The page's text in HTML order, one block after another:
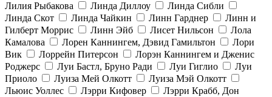
Лилия Рыбакова
Линда Диллоу
Линда Сибли
Линда Скот
Линда Чайкин Линн Гарднер
Линн и
Гилберт Моррис
Линн Эйб Лисет Нильсон
Лола
Камалова
Лорен Каннингем, Дэвид Гамильтон
Лори
Вик
Лоррейн Питерсон
Лорэн Каннингем и Дженис
Роджерс
Луи Бастл, Бруно Ради Луи Гиглио
Луи
Приоло
Луиза Мей Олкотт
Луиза Мэй Олкотт
Льюис Уоллес
Лэрри Кифовер
Лэрри Крабб, Дон